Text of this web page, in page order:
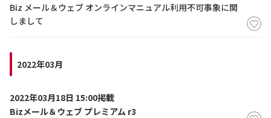
Biz メール＆ウェブ オンラインマニュアル利用不可事象に関
しまして
2022年03月
2022年03月18日 15:00掲載
Bizメール＆ウェブ プレミアム r3